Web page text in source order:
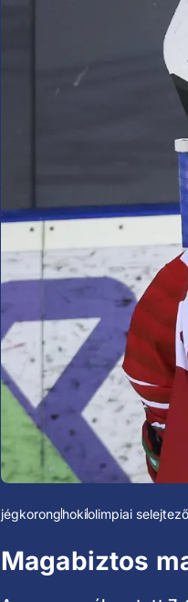
jégkoronghokiolimpiai selejtező
Magabiztos